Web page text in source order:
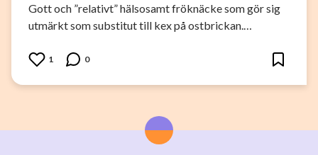
Gott och ”relativt” hälsosamt fröknäcke som gör sig
utmärkt som substitut till kex på ostbrickan.…
1 0